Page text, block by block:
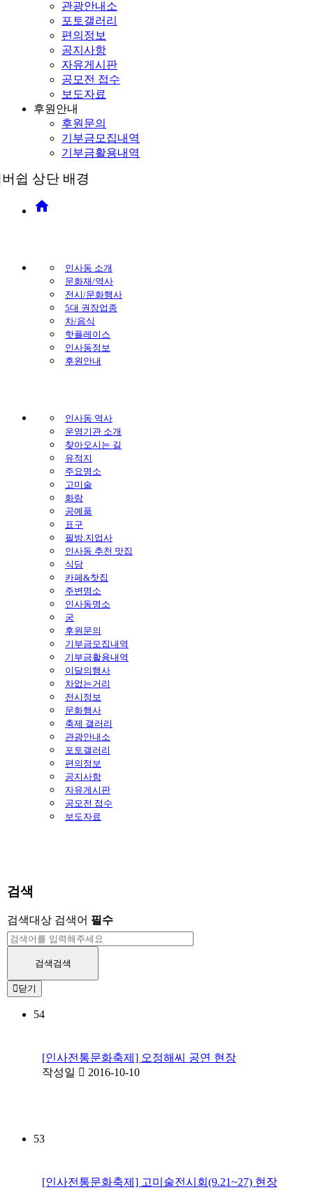
관광안내소
포토갤러리
편의정보
공지사항
자유게시판
공모전 접수
보도자료
후원안내
후원문의
기부금모집내역
기부금활용내역
home
인사동 소개
문화재/역사
전시/문화행사
5대 권장업종
차/음식
핫플레이스
인사동정보
후원안내
인사동 역사
운영기관 소개
찾아오시는 길
유적지
주요명소
고미술
화랑
공예품
표구
필방.지업사
인사동 추천 맛집
식당
카페&찻집
주변명소
인사동명소
궁
후원문의
기부금모집내역
기부금활용내역
이달의행사
차없는거리
전시정보
문화행사
축제 갤러리
관광안내소
포토갤러리
편의정보
공지사항
자유게시판
공모전 접수
보도자료
검색
검색대상 검색어 필수
검색 검색
닫기
54
[인사전통문화축제] 오정해씨 공연 현장
작성일
2016-10-10
53
[인사전통문화축제] 고미술전시회(9.21~27) 현장